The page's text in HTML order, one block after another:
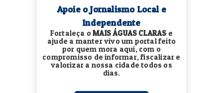
Apoie o Jornalismo Local e
Independente
Fortaleça oMAIS ÁGUAS CLARAS e
ajude a manter vivo um portal feito
por quem mora aqui, com o
compromisso de informar, fiscalizar e
valorizar a nossa cidade todos os
dias.